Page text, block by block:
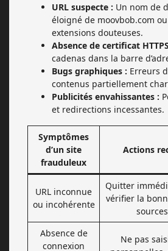
URL suspecte : Un nom de
éloigné de moovbob.com
extensions douteuses.
Absence de certificat
cadenas dans la barre
Bugs graphiques : Erreurs
contenus partiellement
Publicités envahissantes :
et redirections incessantes.
Symptômes
d’un site
frauduleux
Actions
URL inconnue
ou incohérente
Quitter
vérifier la
Absence de
connexion
Ne pas